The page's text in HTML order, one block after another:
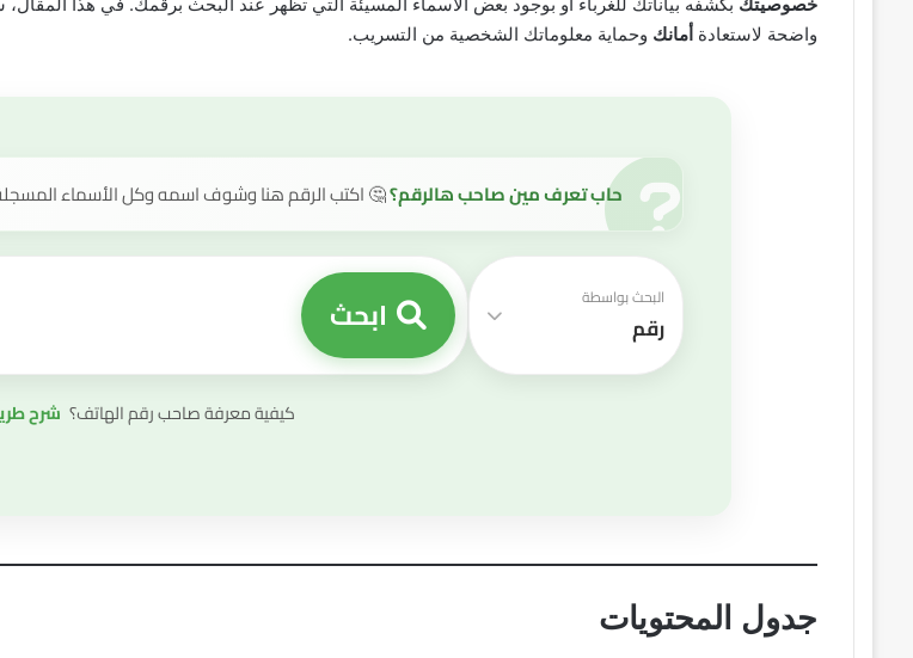
واضحة لاستعادة أمانك وحماية معلوماتك الشخصية من التسريب.
حاب تعرف مين صاحب هالرقم؟🤔 اكتب الرقم هنا وشوف اسمه وكل الأسماء
البحث بواسطة
رقم قيمة البحث ابحث
كيفية معرفة صاحب رقم الهاتف؟ شرح
جدول المحتويات